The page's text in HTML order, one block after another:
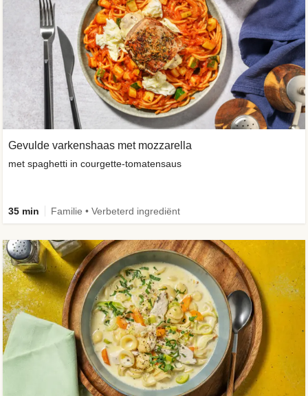
Gevulde varkenshaas met mozzarella
met spaghetti in courgette-tomatensaus
35 min Familie • Verbeterd ingrediënt